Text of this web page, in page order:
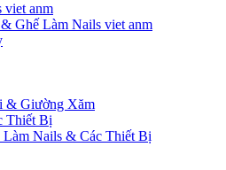
viet anm
Ghế Làm Nails viet anm
& Giường Xăm
Thiết Bị
Làm Nails & Các Thiết Bị